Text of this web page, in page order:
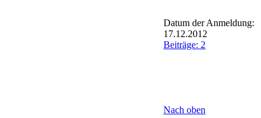
Datum der Anmeldung:
17.12.2012
Beiträge: 2
Nach oben